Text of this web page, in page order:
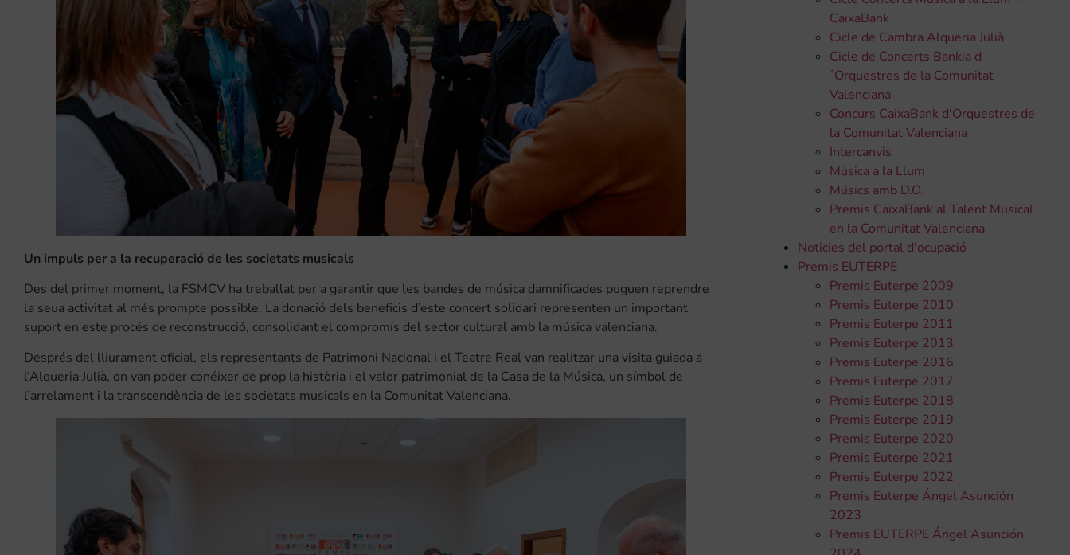
Un impuls per a la recuperació de les societats musicals
Des del primer moment, la FSMCV ha treballat per a garantir que les bandes de música damnificades puguen reprendre
la seua activitat al més prompte possible. La donació dels beneficis d’este concert solidari representen un important
suport en este procés de reconstrucció, consolidant el compromís del sector cultural amb la música valenciana.
Després del lliurament oficial, els representants de Patrimoni Nacional i el Teatre Real van realitzar una visita guiada a
l’Alqueria Julià, on van poder conéixer de prop la història i el valor patrimonial de la Casa de la Música, un símbol de
l’arrelament i la transcendència de les societats musicals en la Comunitat Valenciana.
CaixaBank
Cicle de Cambra Alqueria Julià
Cicle de Concerts Bankia d
´Orquestres de la Comunitat
Valenciana
Concurs CaixaBank d'Orquestres de
la Comunitat Valenciana
Intercanvis
Música a la Llum
Músics amb D.O.
Premis CaixaBank al Talent Musical
en la Comunitat Valenciana
Noticies del portal d'ocupació
Premis EUTERPE
Premis Euterpe 2009
Premis Euterpe 2010
Premis Euterpe 2011
Premis Euterpe 2013
Premis Euterpe 2016
Premis Euterpe 2017
Premis Euterpe 2018
Premis Euterpe 2019
Premis Euterpe 2020
Premis Euterpe 2021
Premis Euterpe 2022
Premis Euterpe Ángel Asunción
2023
Premis EUTERPE Ángel Asunción